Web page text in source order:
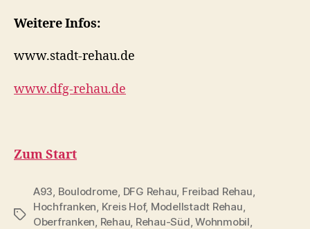
Weitere Infos:
www.stadt-rehau.de
www.dfg-rehau.de
Zum Start
Schlagwörter
A93 Boulodrome DFG Rehau Freibad Rehau
Hochfranken Kreis Hof, Modellstadt Rehau
Oberfranken Rehau Rehau-Süd ,Wohnmobil